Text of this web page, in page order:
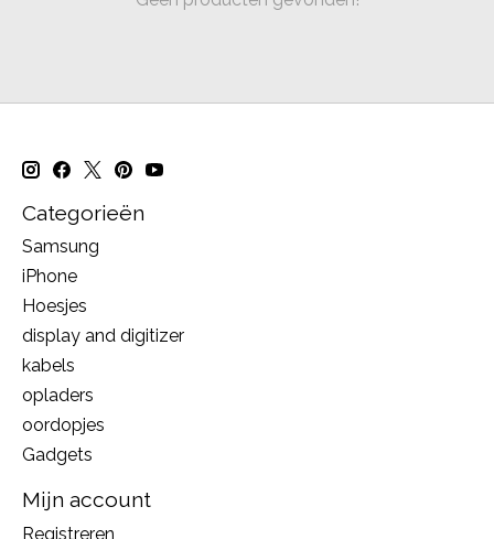
Categorieën
Samsung
iPhone
Hoesjes
display and digitizer
kabels
opladers
oordopjes
Gadgets
Mijn account
Registreren